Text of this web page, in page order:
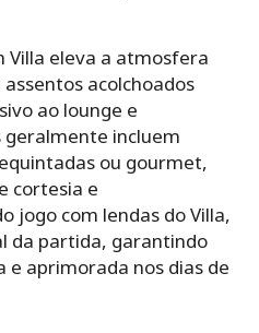
Villa eleva a atmosfera
acolchoados
ao lounge e
incluem
ou gourmet,
cortesia e
jogo com lendas do Villa,
da partida, garantindo
e aprimorada nos dias de